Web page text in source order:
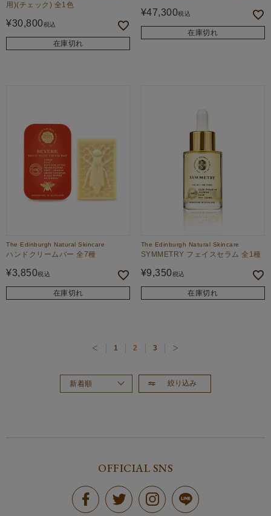
用)(チェック) 全1色
¥30,800税込
在庫切れ
¥47,300税込
在庫切れ
The Edinburgh Natural Skincare
ハンドクリームバー 全7種
¥3,850税込
在庫切れ
The Edinburgh Natural Skincare
SYMMETRY フェイスセラム 全1種
¥9,350税込
在庫切れ
絞り込み
新着順
1 2 3
OFFICIAL SNS